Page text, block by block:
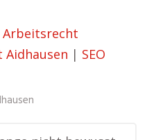
Arbeitsrecht
Aidhausen | SEO